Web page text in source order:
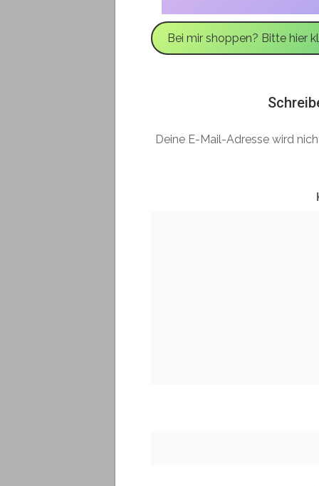
Bei mir shoppen? Bitte hier
Deine E-Mail-Adresse wird